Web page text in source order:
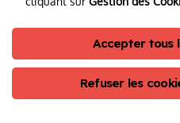
SERVICE RECHERCHE DES
Voir le numéro
Accepter tous
Refuser les